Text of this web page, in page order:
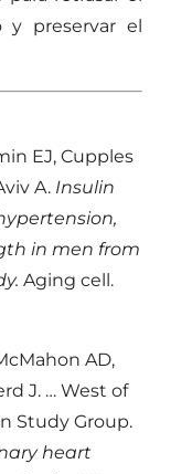
y preservar el
EJ, Cupples
A. Insulin
in men from
Aging cell.
AD,
J. … West of
Study Group.
heart